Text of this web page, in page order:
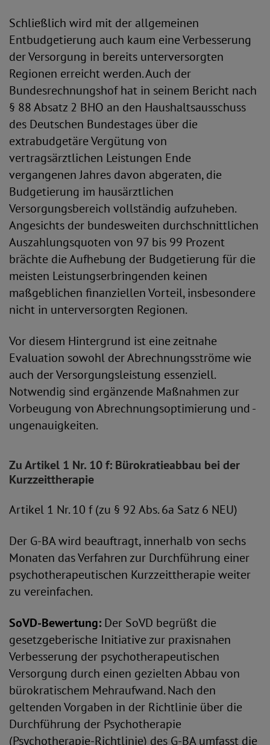
Schließlich wird mit der allgemeinen
Entbudgetierung auch kaum eine Verbesserung
der Versorgung in bereits unterversorgten
Regionen erreicht werden. Auch der
Bundesrechnungshof hat in seinem Bericht nach
§ 88 Absatz 2 BHO an den Haushaltsausschuss
des Deutschen Bundestages über die
extrabudgetäre Vergütung von
vertragsärztlichen Leistungen Ende
vergangenen Jahres davon abgeraten, die
Budgetierung im hausärztlichen
Versorgungsbereich vollständig aufzuheben.
Angesichts der bundesweiten durchschnittlichen
Auszahlungsquoten von 97 bis 99 Prozent
brächte die Aufhebung der Budgetierung für die
meisten Leistungserbringenden keinen
maßgeblichen finanziellen Vorteil, insbesondere
nicht in unterversorgten Regionen.
Vor diesem Hintergrund ist eine zeitnahe
Evaluation sowohl der Abrechnungsströme wie
auch der Versorgungsleistung essenziell.
Notwendig sind ergänzende Maßnahmen zur
Vorbeugung von Abrechnungsoptimierung und -
ungenauigkeiten.
Zu Artikel 1 Nr. 10 f: Bürokratieabbau bei der
Kurzzeittherapie
Artikel 1 Nr. 10 f (zu § 92 Abs. 6a Satz 6 NEU)
Der G-BA wird beauftragt, innerhalb von sechs
Monaten das Verfahren zur Durchführung einer
psychotherapeutischen Kurzzeittherapie weiter
zu vereinfachen.
SoVD-Bewertung: Der SoVD begrüßt die
gesetzgeberische Initiative zur praxisnahen
Verbesserung der psychotherapeutischen
Versorgung durch einen gezielten Abbau von
bürokratischem Mehraufwand. Nach den
geltenden Vorgaben in der Richtlinie über die
Durchführung der Psychotherapie
(Psychotherapie-Richtlinie) des G-BA umfasst die